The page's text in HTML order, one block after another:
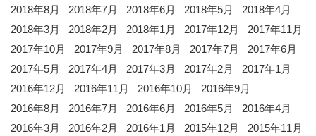
2018年8月
2018年7月 2018年6月 2018年5月
2018年4月
2018年3月
2018年2月 2018年1月 2017年12月
2017年11月
2017年10月
2017年9月 2017年8月 2017年7月
2017年6月
2017年5月
2017年4月 2017年3月 2017年2月
2017年1月
2016年12月
2016年11月 2016年10月
2016年9月
2016年8月
2016年7月 2016年6月 2016年5月
2016年4月
2016年3月
2016年2月 2016年1月 2015年12月
2015年11月